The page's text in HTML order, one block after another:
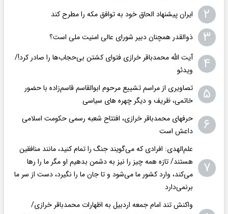
۲ ایران پیشنهاد الحاق خود به توافق مکه را مطرح کند
۳ ذوالقدر همچنان دبیر شورای ‌عالی امنیت ملی است؟
۴
آیت الله محمدباقر خرازی فتوای کشتن بی‌حجاب‌ها را صادر کرد!/
ویدئو
۵
تصاویری از مراسم تشییع مرحوم ابوالقاسم قاسم‌زاده با حضور
خاتمی، ظریف و دیگر چهره های سیاسی
۶
حرفهای محمدباقر خرازی، افتتاح شعبه رسمی حکومت اسلامی
داعش است
۷
علم‌الهدی: افرادی که می‌گویند جنگ را تمام کنید، مانند منافقین
هستند/ تازه همه چیز را نیز به دشمن بدهیم او مگر ما را رها
می‌کند، وارد کشور ما می‌شود و تا جان ما را نگیرد، دست از سر ما
برنمی‌دارد
واکنش تند امام جمعه اردبیل به اظهارات محمدباقر خرازی/